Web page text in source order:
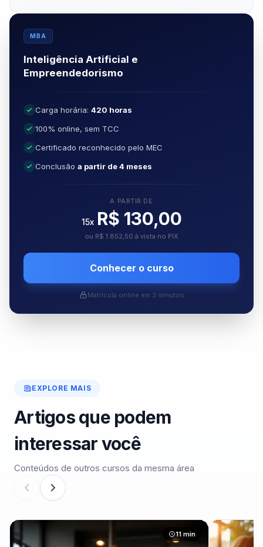
MBA
Inteligência Artificial e
Empreendedorismo
Carga horária: 420 horas
100% online, sem TCC
Certificado reconhecido pelo MEC
Conclusão a partir de 4 meses
A PARTIR DE
15x R$ 130,00
ou R$ 1.852,50 à vista no PIX
Conhecer o curso
Matrícula online em 3 minutos
EXPLORE MAIS
Artigos que podem
interessar você
Conteúdos de outros cursos da mesma área
11 min